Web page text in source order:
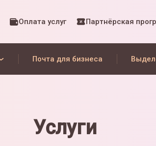
Оплата услуг Партнёрская
Почта для бизнеса
Услуги